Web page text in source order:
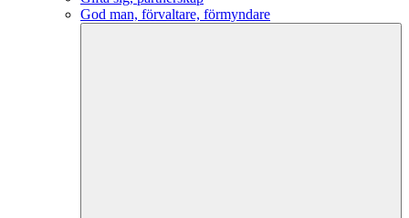
God man, förvaltare, förmyndare